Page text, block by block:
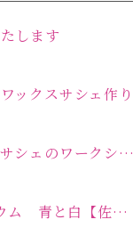
します
ックスサシェ作り
アロマワックスサシェのワークショップinPOLA中込原店 VOL.2
GIFTハーバリウム 青と白【佐久市 ハーバリウム ギフト】